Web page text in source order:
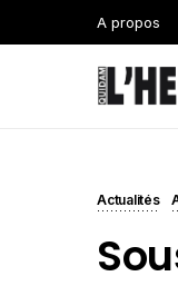
A propos
Actualités